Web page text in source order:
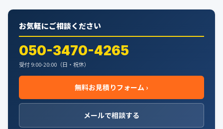
お気軽にご相談ください
050-3470-4265
受付 9:00-20:00（日・祝休）
無料お見積りフォーム ›
メールで相談する